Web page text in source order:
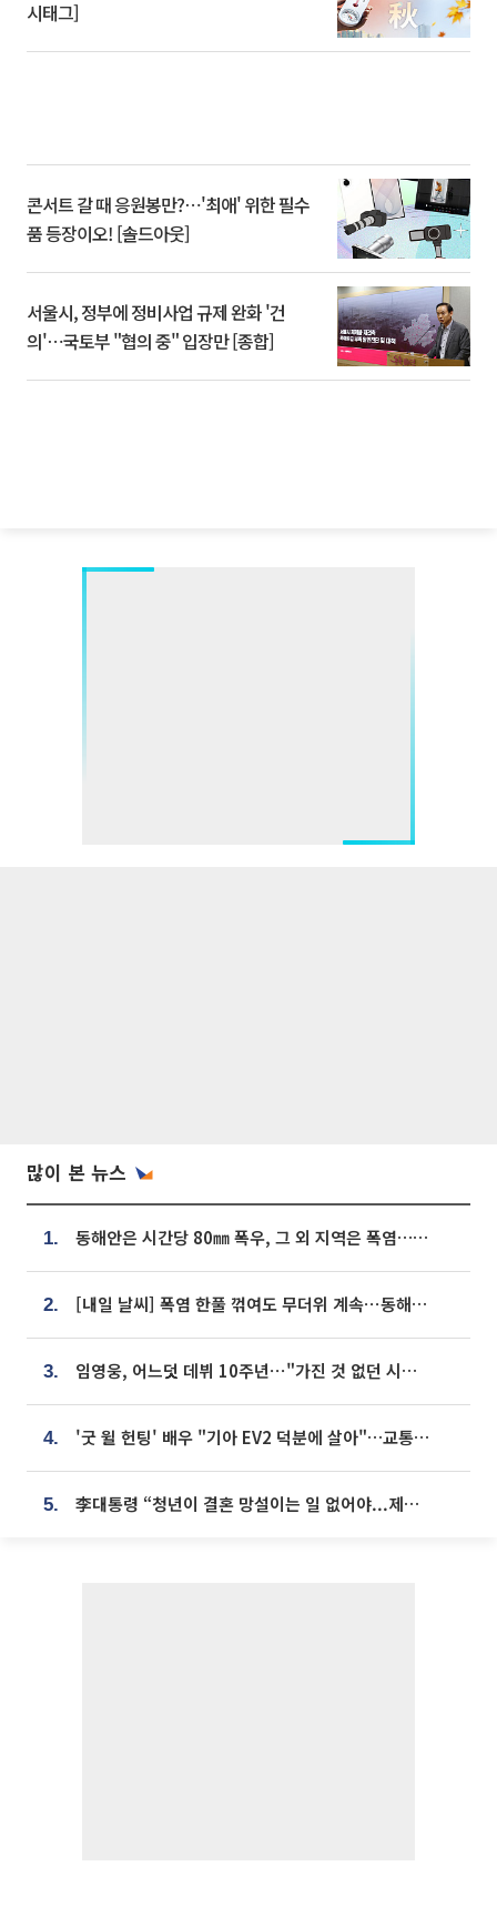
시태그]
콘서트 갈 때 응원봉만?⋯'최애' 위한 필수
품 등장이오! [솔드아웃]
서울시, 정부에 정비사업 규제 완화 '건
의'⋯국토부 "협의 중" 입장만 [종합]
많이 본 뉴스
1. 동해안은 시간당 80㎜ 폭우, 그 외 지역은 폭염…‘극과 극 날씨’
2. [내일 날씨] 폭염 한풀 꺾여도 무더위 계속⋯동해안 이틀 연속 비
3. 임영웅, 어느덧 데뷔 10주년⋯"가진 것 없던 시절, 내 앞엔 20명의 팬뿐"
4. '굿 윌 헌팅' 배우 "기아 EV2 덕분에 살아"…교통사고 후 안전성 극찬
5. 李대통령 “청년이 결혼 망설이는 일 없어야...제도상 불이익 조사”